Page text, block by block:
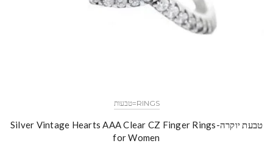
RINGS=טבעות
טבעת יוקרה-Silver Vintage Hearts AAA Clear CZ Finger Rings
for Women